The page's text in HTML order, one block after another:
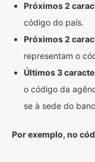
Próximos 2
código do país.
Próximos 2
representam o
Últimos 3
o código da
se à sede do
Por exemplo, no